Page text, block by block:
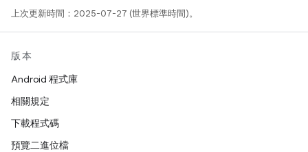
上次更新時間：2025-07-27 (世界標準時間)。
版本
Android 程式庫
相關規定
下載程式碼
預覽二進位檔